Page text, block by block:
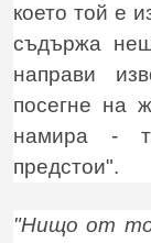
което той е
съдържа
направи
посегне на
намира -
предстои".
"Нищо от